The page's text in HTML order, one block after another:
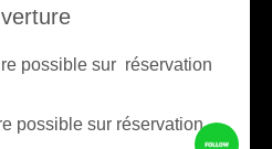
possible sur réservation
possible sur réservation